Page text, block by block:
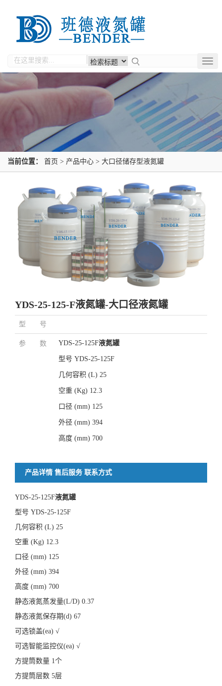
当前位置： 首页 > 产品中心 > 大口径储存型液氮罐
YDS-25-125-F液氮罐-大口径液氮罐
型 号
参 数 YDS-25-125F液氮罐
型号 YDS-25-125F
几何容积 (L) 25
空重 (Kg) 12.3
口径 (mm) 125
外径 (mm) 394
高度 (mm) 700
产品详情 售后服务 联系方式
YDS-25-125F液氮罐
型号 YDS-25-125F
几何容积 (L) 25
空重 (Kg) 12.3
口径 (mm) 125
外径 (mm) 394
高度 (mm) 700
静态液氮蒸发量(L/D) 0.37
静态液氮保存期(d) 67
可选锁盖(ea) √
可选智能监控仪(ea) √
方提筒数量 1个
方提筒层数 5层